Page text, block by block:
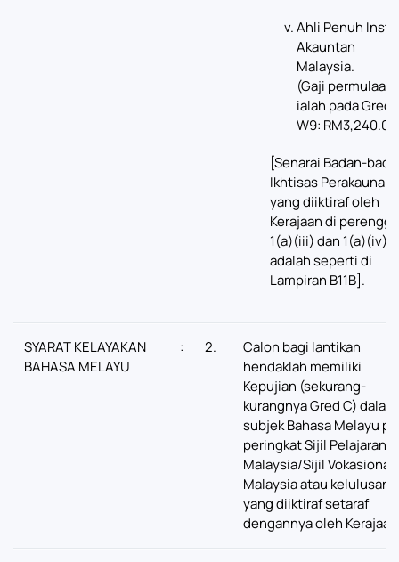
Ahli Penuh
Akauntan
Malaysia.
(Gaji permulaan
ialah pada Gred
W9:
[Senarai Badan-
Ikhtisas Perakaunan
yang diiktiraf oleh
Kerajaan di
1(a)(iii) dan 1(a)(iv)
adalah seperti di
Lampiran B11B].
SYARAT KELAYAKAN
BAHASA MELAYU
: 2.
Calon bagi lantikan
hendaklah memiliki
Kepujian (sekurang-
kurangnya Gred C) dalam
subjek Bahasa Melayu
peringkat Sijil Pelajaran
Malaysia/Sijil Vokasional
Malaysia atau kelulusan
yang diiktiraf setaraf
dengannya oleh